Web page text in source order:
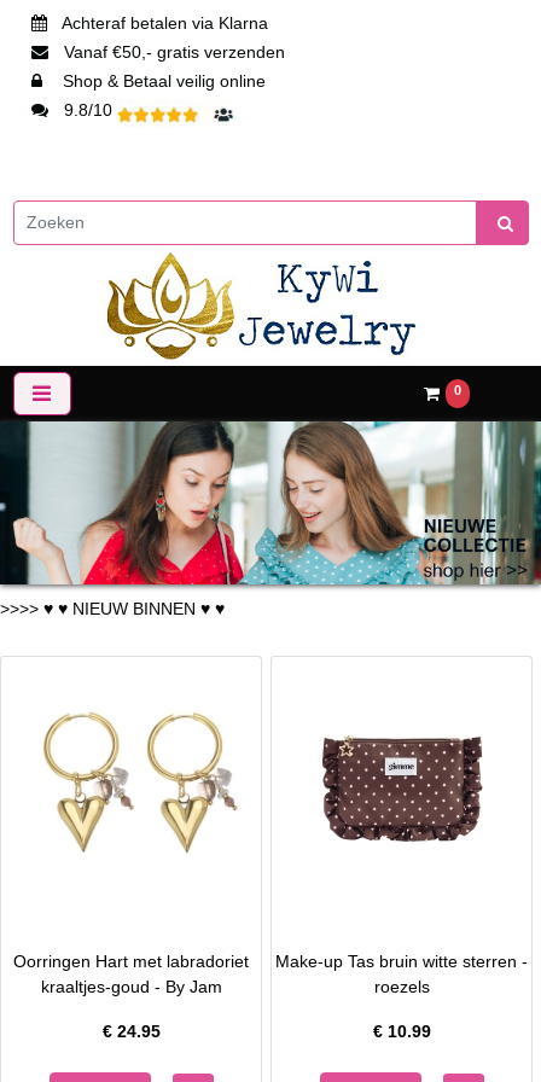
Achteraf betalen via Klarna
Vanaf €50,- gratis verzenden
Shop & Betaal veilig online
9.8/10
0
>>>> ♥ ♥ NIEUW BINNEN ♥ ♥
Oorringen Hart met labradoriet
kraaltjes-goud - By Jam
€ 24.95
Make-up Tas bruin witte sterren -
roezels
€ 10.99